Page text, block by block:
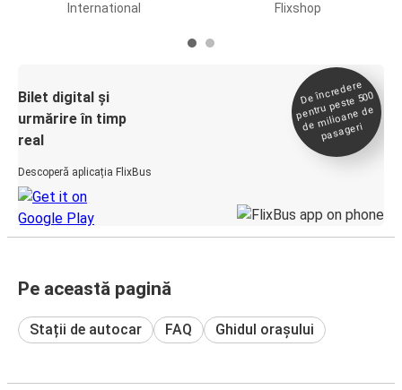
International
Flixshop
Bilet digital și
urmărire în timp
real
Descoperă aplicația FlixBus
De încredere
pentru peste 500
de
milioane de
pasageri
Pe această pagină
Stații de autocar FAQ Ghidul orașului